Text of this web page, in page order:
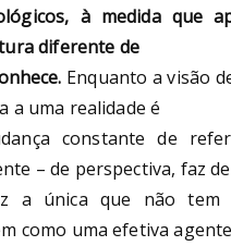
à medida que
diferente de
Enquanto a visão
a uma realidade é
constante de
– de perspectiva, faz de
a única que não tem
como uma efetiva agente